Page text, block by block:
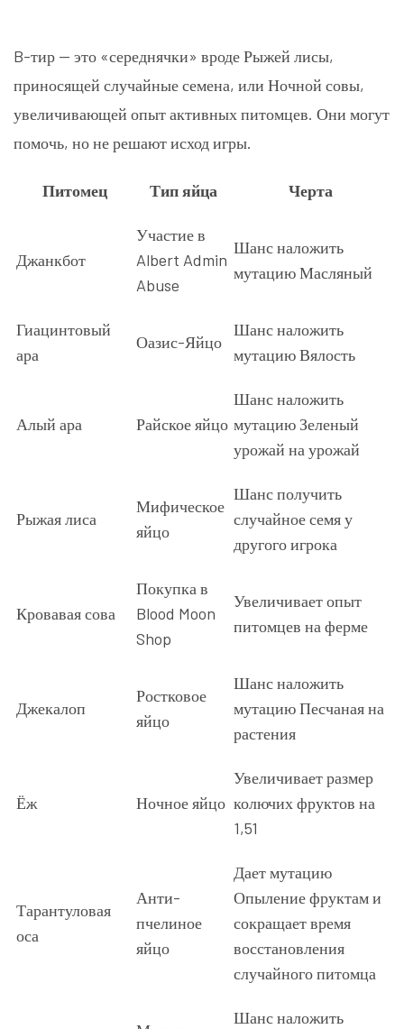
B-тир — это «середнячки» вроде Рыжей лисы,
приносящей случайные семена, или Ночной совы,
увеличивающей опыт активных питомцев. Они могут
помочь, но не решают исход игры.
Питомец Тип яйца Черта
Джанкбот
Участие в
Albert Admin
Abuse
Шанс наложить
мутацию Масляный
Гиацинтовый
ара
Оазис-Яйцо
Шанс наложить
мутацию Вялость
Алый ара Райское яйцо
Шанс наложить
мутацию Зеленый
урожай на урожай
Рыжая лиса
Мифическое
яйцо
Шанс получить
случайное семя у
другого игрока
Кровавая сова
Покупка в
Blood Moon
Shop
Увеличивает опыт
питомцев на ферме
Джекалоп
Ростковое
яйцо
Шанс наложить
мутацию Песчаная на
растения
Ёж Ночное яйцо
Увеличивает размер
колючих фруктов на
1,51
Тарантуловая
оса
Анти-
пчелиное
яйцо
Дает мутацию
Опыление фруктам и
сокращает время
восстановления
случайного питомца
Шанс наложить